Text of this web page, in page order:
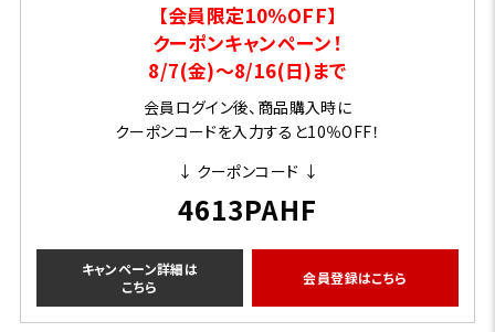
【会員限定10％OFF】
クーポンキャンペーン！
8/7(金)～8/16(日)まで
会員ログイン後、商品購入時に
クーポンコードを入力すると10％OFF！
↓ クーポンコード ↓
4613PAHF
キャンペーン詳細は
こちら
会員登録はこちら